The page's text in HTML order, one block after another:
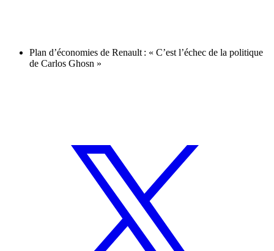
Plan d’économies de Renault : « C’est l’échec de la politique
de Carlos Ghosn »